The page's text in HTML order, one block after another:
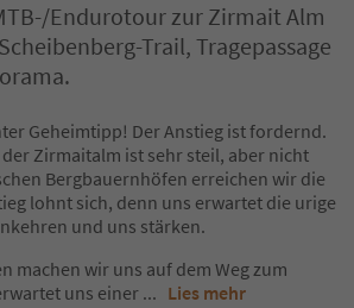
Endurotour zur Zirmait Alm
Trail, Tragepassage
Geheimtipp! Der Anstieg ist fordernd.
Zirmaitalm ist sehr steil, aber nicht
Bergbauernhöfen erreichen wir die
lohnt sich, denn uns erwartet die urige
und uns stärken.
machen wir uns auf dem Weg zum
uns einer ... Lies mehr